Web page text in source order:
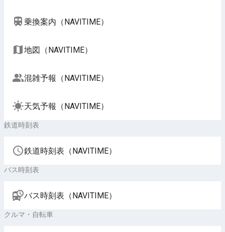
乗換案内（NAVITIME）
地図（NAVITIME）
混雑予報（NAVITIME）
天気予報（NAVITIME）
鉄道時刻表
鉄道時刻表（NAVITIME）
バス時刻表
バス時刻表（NAVITIME）
クルマ・自転車